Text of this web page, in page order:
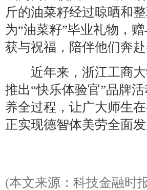
斤的油菜籽经过晾晒和
为“油菜籽”毕业礼物，
获与祝福，陪伴他们奔赴
近年来，浙江工商大
推出“快乐体验官”品牌
养全过程，让广大师生
正实现德智体美劳全面发
(本文来源：科技金融时